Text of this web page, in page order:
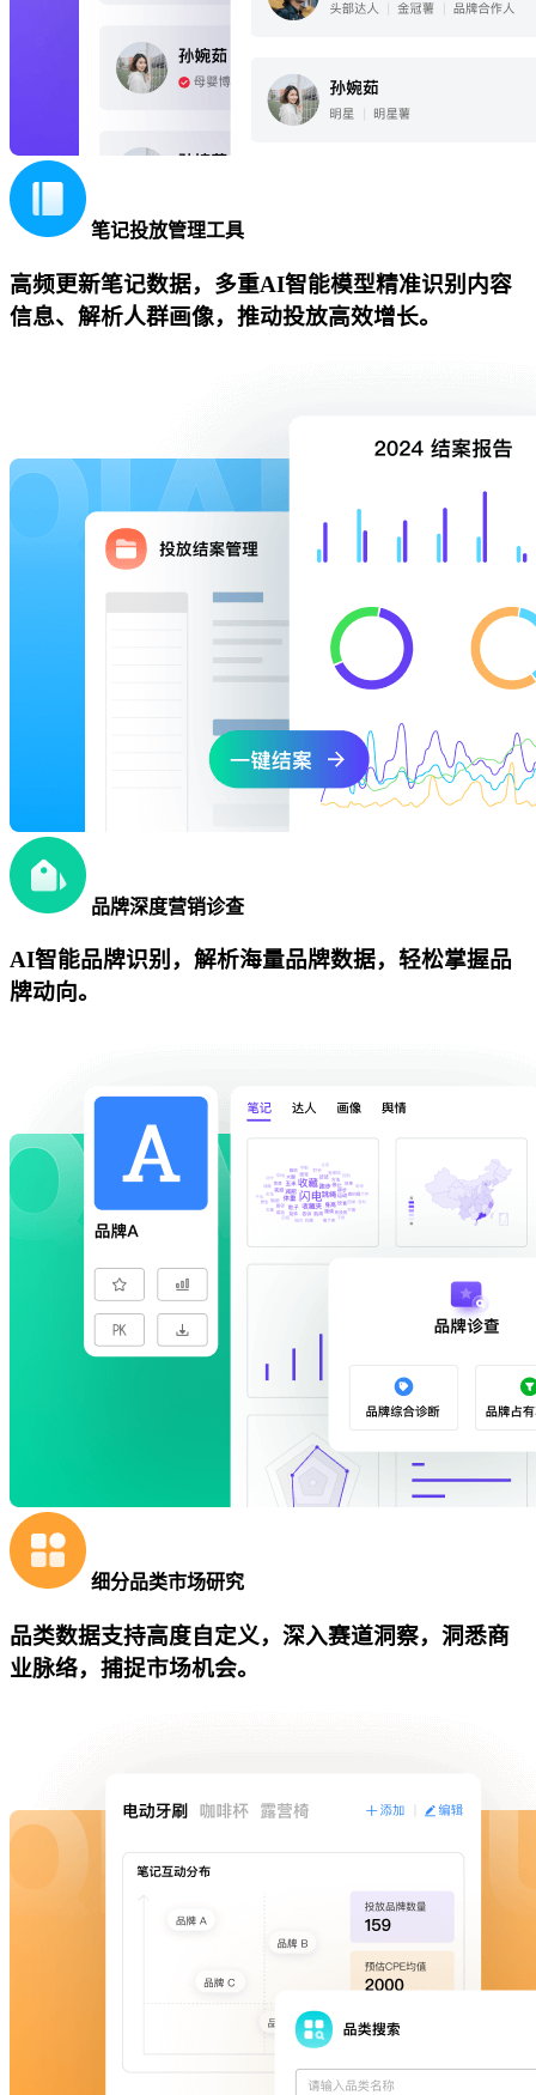
笔记投放管理工具
高频更新笔记数据，多重AI智能模型精准识别内容
信息、解析人群画像，推动投放高效增长。
品牌深度营销诊查
AI智能品牌识别，解析海量品牌数据，轻松掌握品
牌动向。
细分品类市场研究
品类数据支持高度自定义，深入赛道洞察，洞悉商
业脉络，捕捉市场机会。